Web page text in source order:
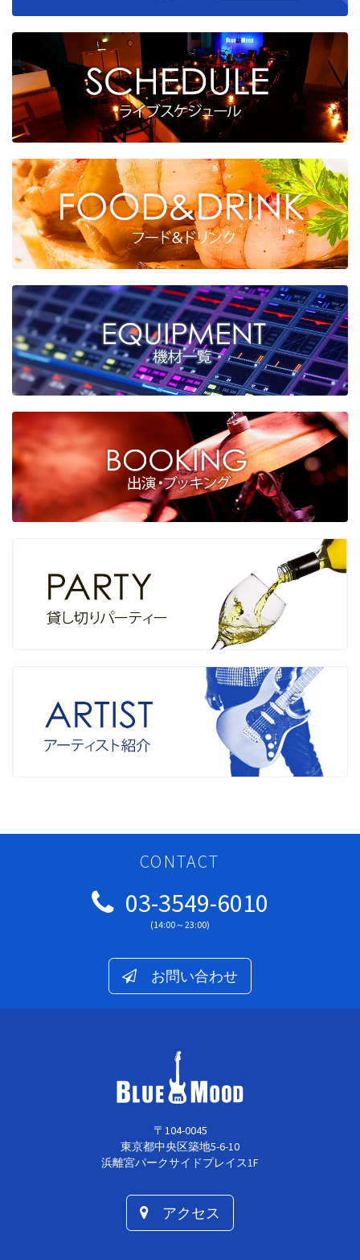
CONTACT
03-3549-6010
(14:00～23:00)
お問い合わせ
〒104-0045
東京都中央区築地5-6-10
浜離宮パークサイドプレイス1F
アクセス